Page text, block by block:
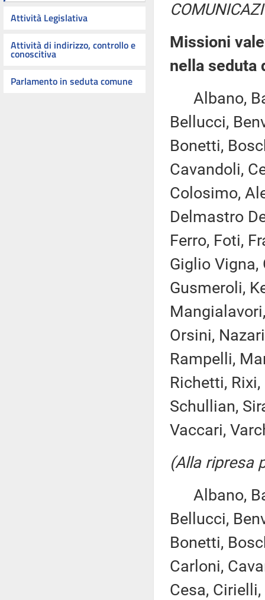
Attività Legislativa
Attività di indirizzo, controllo e
conoscitiva
Parlamento in seduta comune
Missioni
nella seduta
Albano,
Bellucci,
Bonetti,
Cavandoli,
Colosimo,
Delmastro
Ferro, Foti,
Giglio Vigna,
Gusmeroli,
Orsini,
Rampelli,
Richetti,
Schullian,
Vaccari,
(Alla ripresa
Albano,
Bellucci,
Bonetti,
Carloni,
Cesa,